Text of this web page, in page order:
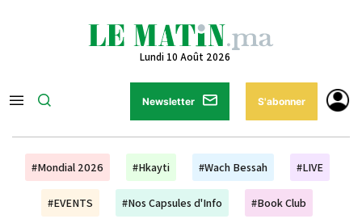
Lundi 10 Août 2026
Newsletter S'abonner
#Mondial 2026 #Hkayti #Wach Bessah #LIVE
#EVENTS #Nos Capsules d'Info #Book Club